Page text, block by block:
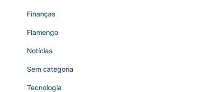
Finanças
Flamengo
Notícias
Sem categoria
Tecnologia